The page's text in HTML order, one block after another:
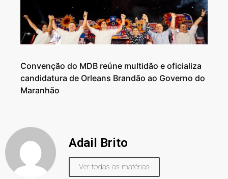
Convenção do MDB reúne multidão e oficializa
candidatura de Orleans Brandão ao Governo do
Maranhão
Adail Brito
Ver todas as matérias